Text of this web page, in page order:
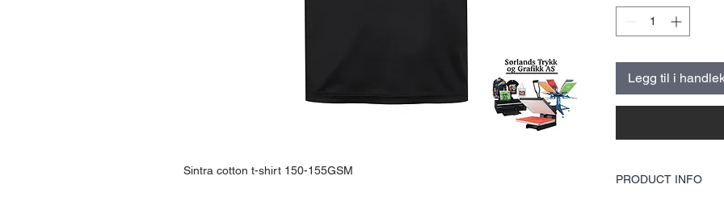
Sintra cotton t-shirt 150-155GSM
Legg til i
PRODUCT INFO